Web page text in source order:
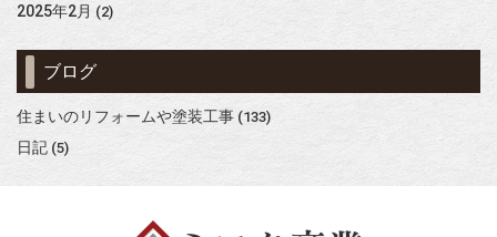
2025年2月 (2)
ブログ
住まいのリフォームや塗装工事 (133)
日記 (5)